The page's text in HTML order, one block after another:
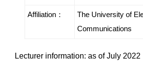
Affiliation：
The University of
Communications
Lecturer information: as of July 2022